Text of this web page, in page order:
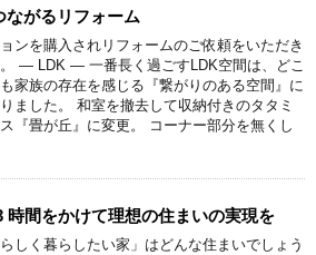
ながるリフォーム
ンを購入されリフォームのご依頼をいただき
― LDK ― 一番長く過ごすLDK空間は、どこ
家族の存在を感じる『繋がりのある空間』に
ました。 和室を撤去して収納付きのタタミ
『畳が丘』に変更。 コーナー部分を無くし
時間をかけて理想の住まいの実現を
らしく暮らしたい家」はどんな住まいでしょう